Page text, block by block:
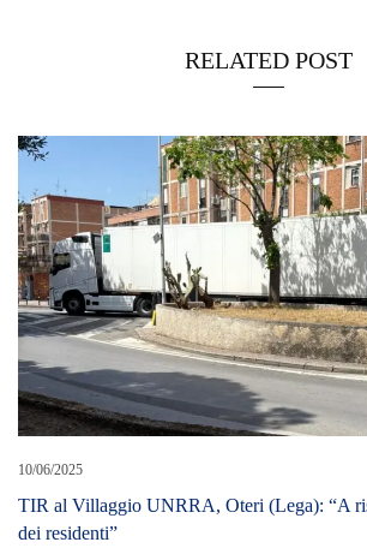
RELATED POST
10/06/2025
TIR al Villaggio UNRRA, Oteri (Lega): “A
dei residenti”